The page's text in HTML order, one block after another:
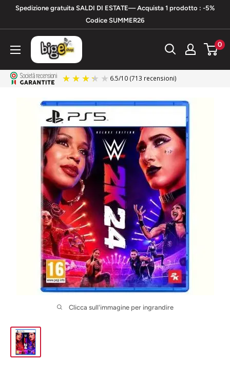
contenuto
Spedizione gratuita SALDI DI ESTATE— Acquista 1 prodotto : -5%
Codice SUMMER26
bigeshop 0
Clicca sull'immagine per ingrandire